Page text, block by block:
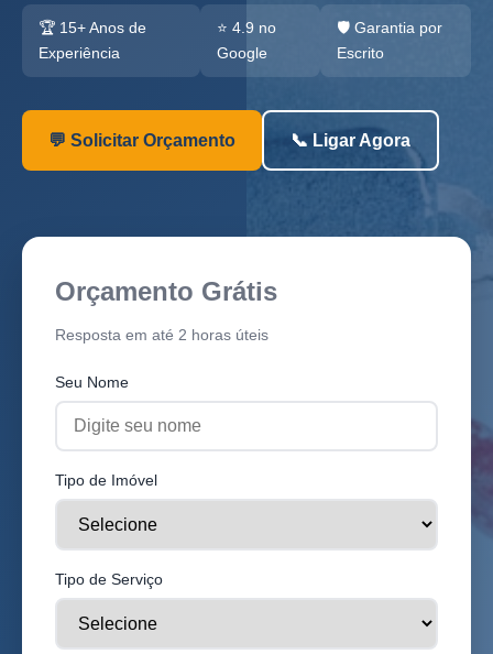
🏆 15+ Anos de
Experiência
⭐ 4.9 no
Google
🛡️ Garantia por
Escrito
💬 Solicitar Orçamento 📞 Ligar Agora
Orçamento Grátis
Resposta em até 2 horas úteis
Seu Nome
Tipo de Imóvel
Tipo de Serviço